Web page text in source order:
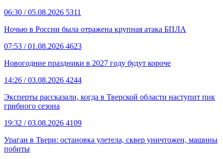
06:30 / 05.08.2026 5311
Ночью в России была отражена крупная атака БПЛА
07:53 / 01.08.2026 4623
Новогодние праздники в 2027 году будут короче
14:26 / 03.08.2026 4244
Эксперты рассказали, когда в Тверской области наступит пик
грибного сезона
19:32 / 03.08.2026 4109
Ураган в Твери: остановка улетела, сквер уничтожен, машины
побиты